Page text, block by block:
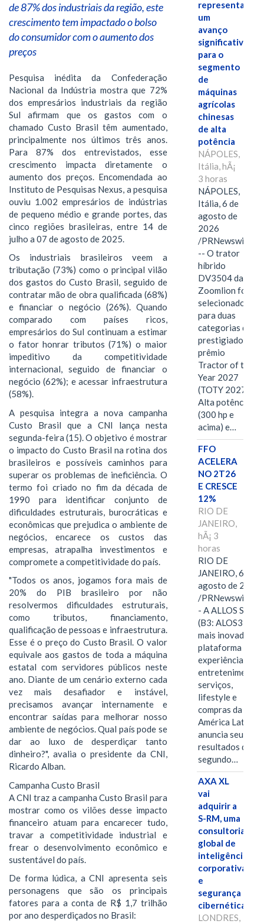
de 87% dos industriais da região, este
crescimento tem impactado o bolso
do consumidor com o aumento dos
preços
Pesquisa inédita da Confederação
Nacional da Indústria mostra que 72%
dos empresários industriais da região
Sul afirmam que os gastos com o
chamado Custo Brasil têm aumentado,
principalmente nos últimos três anos.
Para 87% dos entrevistados, esse
crescimento impacta diretamente o
aumento dos preços. Encomendada ao
Instituto de Pesquisas Nexus, a pesquisa
ouviu 1.002 empresários de indústrias
de pequeno médio e grande portes, das
cinco regiões brasileiras, entre 14 de
julho a 07 de agosto de 2025.
Os industriais brasileiros veem a
tributação (73%) como o principal vilão
dos gastos do Custo Brasil, seguido de
contratar mão de obra qualificada (68%)
e financiar o negócio (26%). Quando
comparado com países ricos,
empresários do Sul continuam a estimar
o fator honrar tributos (71%) o maior
impeditivo da competitividade
internacional, seguido de financiar o
negócio (62%); e acessar infraestrutura
(58%).
A pesquisa integra a nova campanha
Custo Brasil que a CNI lança nesta
segunda-feira (15). O objetivo é mostrar
o impacto do Custo Brasil na rotina dos
brasileiros e possíveis caminhos para
superar os problemas de ineficiência. O
termo foi criado no fim da década de
1990 para identificar conjunto de
dificuldades estruturais, burocráticas e
econômicas que prejudica o ambiente de
negócios, encarece os custos das
empresas, atrapalha investimentos e
compromete a competitividade do país.
"Todos os anos, jogamos fora mais de
20% do PIB brasileiro por não
resolvermos dificuldades estruturais,
como tributos, financiamento,
qualificação de pessoas e infraestrutura.
Esse é o preço do Custo Brasil. O valor
equivale aos gastos de toda a máquina
estatal com servidores públicos neste
ano. Diante de um cenário externo cada
vez mais desafiador e instável,
precisamos avançar internamente e
encontrar saídas para melhorar nosso
ambiente de negócios. Qual país pode se
dar ao luxo de desperdiçar tanto
dinheiro?", avalia o presidente da CNI,
Ricardo Alban.
Campanha Custo Brasil
A CNI traz a campanha Custo Brasil para
mostrar como os vilões desse impacto
financeiro atuam para encarecer tudo,
travar a competitividade industrial e
frear o desenvolvimento econômico e
sustentável do país.
De forma lúdica, a CNI apresenta seis
personagens que são os principais
fatores para a conta de R$ 1,7 trilhão
por ano desperdiçados no Brasil:
representa
um
avanço
significativo
para o
segmento
de
máquinas
agrícolas
chinesas
de alta
potência
NÁPOLES,
Itália, hÃ¡
3 horas
NÁPOLES,
Itália, 6 de
agosto de
2026
/PRNewswire/
-- O trator
híbrido
DV3504 da
Zoomlion foi
selecionado
para duas
categorias do
prestigiado
prêmio
Tractor of the
Year 2027
(TOTY 2027:
Alta potência
(300 hp e
acima) e…
FFO
ACELERA
NO 2T26
E CRESCE
12%
RIO DE
JANEIRO,
hÃ¡ 3
horas
RIO DE
JANEIRO, 6 de
agosto de 2026
/PRNewswire/ -
- A ALLOS S.A.
(B3: ALOS3), a
mais inovadora
plataforma de
experiências,
entretenimento,
serviços,
lifestyle e
compras da
América Latina
anuncia seus
resultados do
segundo…
AXA XL
vai
adquirir a
S-RM, uma
consultoria
global de
inteligência
corporativa
e
segurança
cibernética
LONDRES,